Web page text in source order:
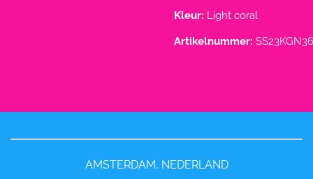
Kleur: Light coral
Artikelnummer:
AMSTERDAM, NEDERLAND